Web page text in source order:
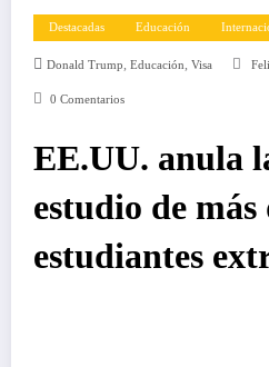
Destacadas Educación
Donald Trump Educación Visa
0 Comentarios
EE.UU. anula
estudio de más
estudiantes